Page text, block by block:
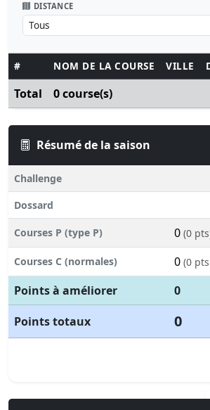
DISTANCE
# NOM DE LA COURSE VILLE
Total 0 course(s)
Résumé de la saison
Challenge
Dossard
Courses P (type P) 0 (0
Courses C (normales) 0 (0
Points à améliorer
0
Points totaux
0